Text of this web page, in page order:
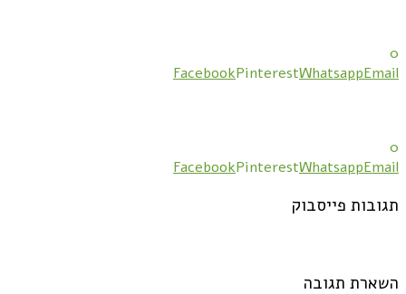
0
FacebookPinterestWhatsappEmail
0
FacebookPinterestWhatsappEmail
תגובות פייסבוק
השארת תגובה